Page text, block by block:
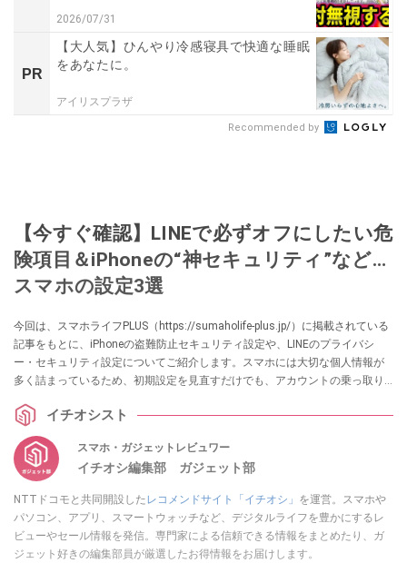
2026/07/31
PR
【大人気】ひんやり冷感寝具で快適な睡眠
をあなたに。
アイリスプラザ
Recommended by
【今すぐ確認】LINEで必ずオフにしたい危
険項目＆iPhoneの“神セキュリティ”など…
スマホの設定3選
今回は、スマホライフPLUS（https://sumaholife-plus.jp/）に掲載されている
記事をもとに、iPhoneの盗難防止セキュリティ設定や、LINEのプライバシ
ー・セキュリティ設定についてご紹介します。スマホには大切な個人情報が
多く詰まっているため、初期設定を見直すだけでも、アカウントの乗っ取り
は、ぜひスマホライフPLUSでご確認ください。
イチオシスト
スマホ・ガジェットレビュワー
イチオシ編集部 ガジェット部
NTTドコモと共同開設した レコメンドサイト「イチオシ」 を運営。スマホや
パソコン、アプリ、スマートウォッチなど、デジタルライフを豊かにするレ
ビューやセール情報を発信。専門家による信頼できる情報をまとめたり、ガ
ジェット好きの編集部員が厳選したお得情報をお届けします。